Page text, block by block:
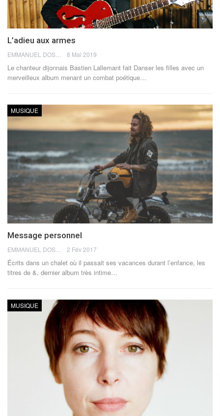
L’adieu aux armes
8 Mai 2019
Le chanteur dijonnais Bastien Lallemant fait Danser les filles avec un
merveilleux album menant un combat poétique…
MUSIQUE
Message personnel
2 Fév 2017
Écrits dans un chalet où il passait ses vacances durant l’enfance, les
titres de &, dernier album très intime…
MUSIQUE